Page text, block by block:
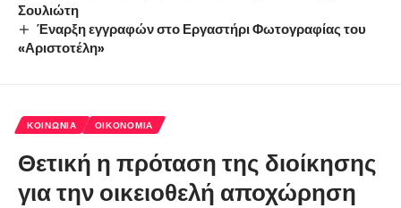
Σουλιώτη
Έναρξη εγγραφών στο Εργαστήρι Φωτογραφίας του
«Αριστοτέλη»
ΚΟΙΝΩΝΊΑ ΟΙΚΟΝΟΜΊΑ
Θετική η πρόταση της διοίκησης
για την οικειοθελή αποχώρηση